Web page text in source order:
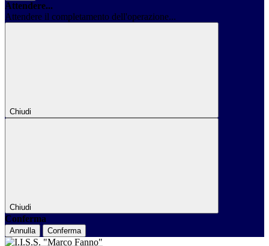
Attendere...
Attendere il completamento dell'operazione...
Chiudi
Chiudi
Conferma
Annulla Conferma